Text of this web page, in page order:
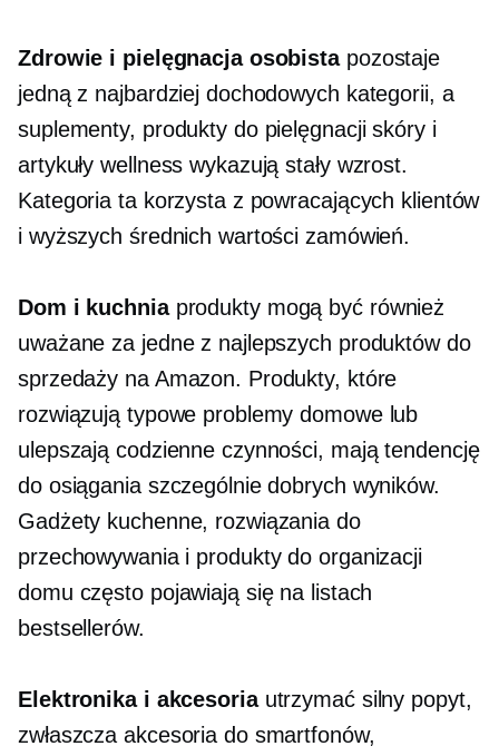
Zdrowie i pielęgnacja osobistapozostaje
jedną z najbardziej dochodowych kategorii, a
suplementy, produkty do pielęgnacji skóry i
artykuły wellness wykazują stały wzrost.
Kategoria ta korzysta z powracających klientów
i wyższych średnich wartości zamówień.
Dom i kuchniaprodukty mogą być również
uważane za jedne z najlepszych produktów do
sprzedaży na Amazon. Produkty, które
rozwiązują typowe problemy domowe lub
ulepszają codzienne czynności, mają tendencję
do osiągania szczególnie dobrych wyników.
Gadżety kuchenne, rozwiązania do
przechowywania i produkty do organizacji
domu często pojawiają się na listach
bestsellerów.
Elektronika i akcesoriautrzymać silny popyt,
zwłaszcza akcesoria do smartfonów,